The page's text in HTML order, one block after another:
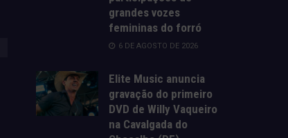
grandes vozes
femininas do forró
6 DE AGOSTO DE 2026
Elite Music anuncia
gravação do primeiro
DVD de Willy Vaqueiro
na Cavalgada do